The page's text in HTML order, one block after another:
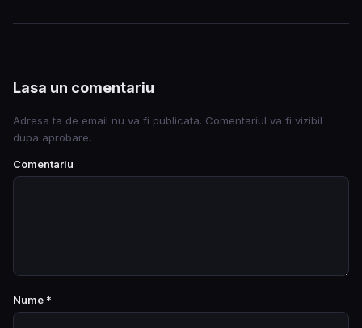
Lasa un comentariu
Adresa ta de email nu va fi publicata. Comentariul va fi vizibil
dupa aprobare.
Comentariu
Nume *